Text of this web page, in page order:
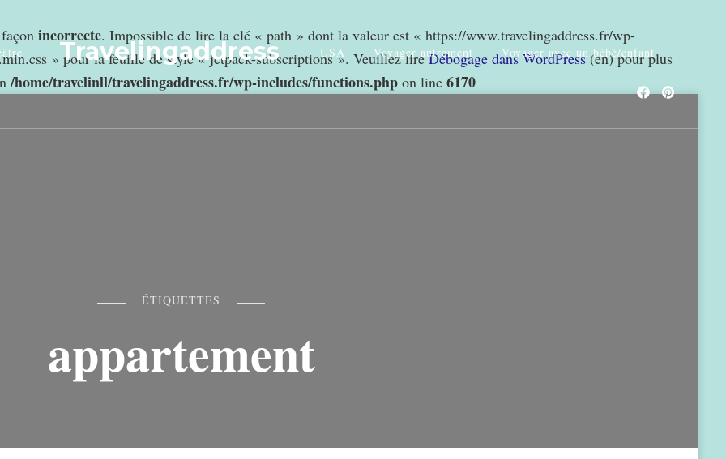
incorrecte. Impossible de lire la clé « path » dont la valeur est « https://www.travelingaddress.fr/wp-
» pour la feuille de style « jetpack-subscriptions ». Veuillez lireDébogage dans WordPress(en) pour plus
/home/travelinll/travelingaddress.fr/wp-includes/functions.php on line 6170
Travelingaddress USA Voyager autrement Voyager avec un bébé/enfant
ÉTIQUETTES
appartement